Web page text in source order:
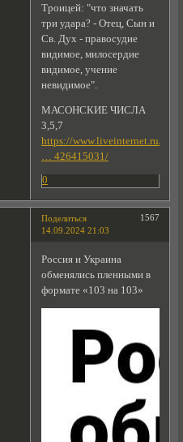
Троицей: "что значать
три удара? - Отец, Сын и
Св. Дух - правосудие
видимое, милосердие
видимое, учение
невидимое".
МАСОНСКИЕ ЧИСЛА
3,5,7
https://www.liveinternet.ru/
… 426415031/
0
Поделиться
1567
14.09.2024 21:03
Россия и Украина
обменялись пленными в
формате «103 на 103»